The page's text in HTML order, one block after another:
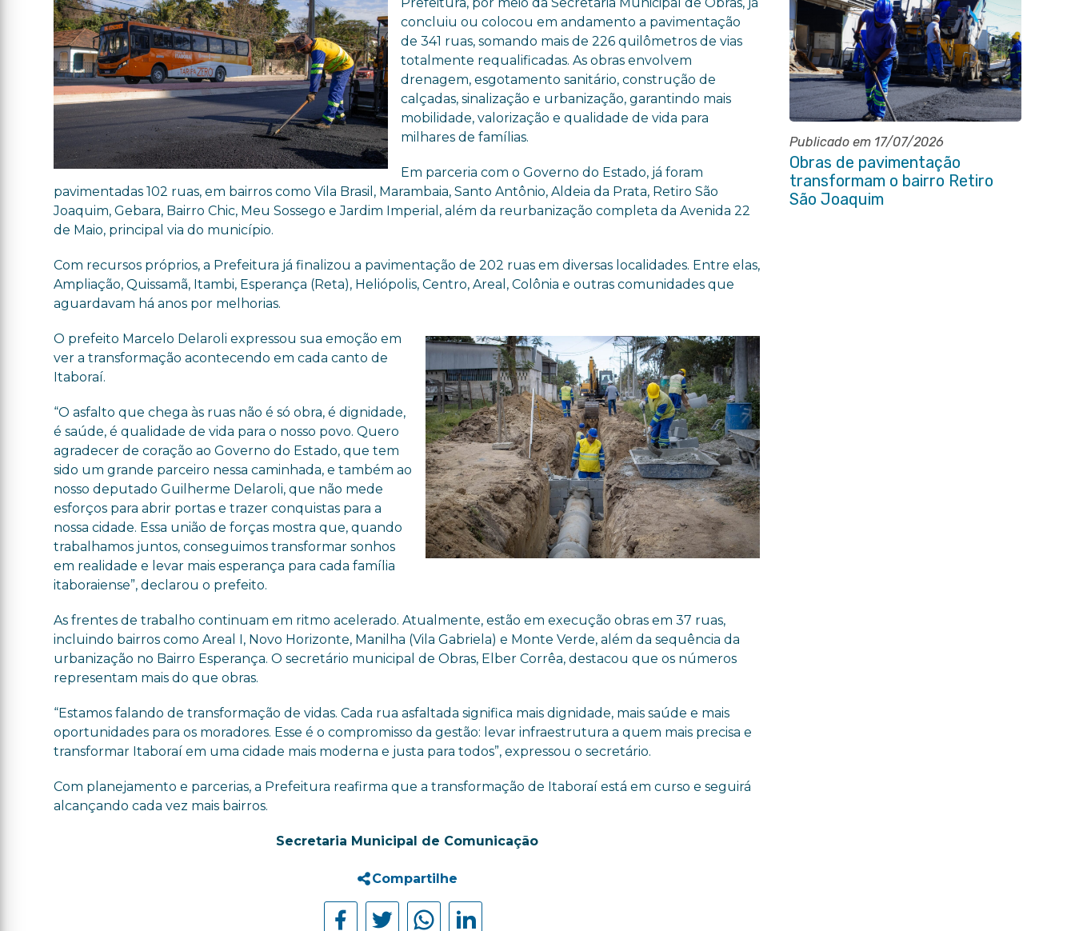
concluiu ou colocou em andamento a pavimentação
de 341 ruas, somando mais de 226 quilômetros de vias
totalmente requalificadas. As obras envolvem
drenagem, esgotamento sanitário, construção de
calçadas, sinalização e urbanização, garantindo mais
mobilidade, valorização e qualidade de vida para
milhares de famílias.
Em parceria com o Governo do Estado, já foram
pavimentadas 102 ruas, em bairros como Vila Brasil, Marambaia, Santo Antônio, Aldeia da Prata, Retiro São
Joaquim, Gebara, Bairro Chic, Meu Sossego e Jardim Imperial, além da reurbanização completa da Avenida 22
de Maio, principal via do município.
Com recursos próprios, a Prefeitura já finalizou a pavimentação de 202 ruas em diversas localidades. Entre elas,
Ampliação, Quissamã, Itambi, Esperança (Reta), Heliópolis, Centro, Areal, Colônia e outras comunidades que
aguardavam há anos por melhorias.
O prefeito Marcelo Delaroli expressou sua emoção em
ver a transformação acontecendo em cada canto de
Itaboraí.
“O asfalto que chega às ruas não é só obra, é dignidade,
é saúde, é qualidade de vida para o nosso povo. Quero
agradecer de coração ao Governo do Estado, que tem
sido um grande parceiro nessa caminhada, e também ao
nosso deputado Guilherme Delaroli, que não mede
esforços para abrir portas e trazer conquistas para a
nossa cidade. Essa união de forças mostra que, quando
trabalhamos juntos, conseguimos transformar sonhos
em realidade e levar mais esperança para cada família
itaboraiense”, declarou o prefeito.
As frentes de trabalho continuam em ritmo acelerado. Atualmente, estão em execução obras em 37 ruas,
incluindo bairros como Areal I, Novo Horizonte, Manilha (Vila Gabriela) e Monte Verde, além da sequência da
urbanização no Bairro Esperança. O secretário municipal de Obras, Elber Corrêa, destacou que os números
representam mais do que obras.
“Estamos falando de transformação de vidas. Cada rua asfaltada significa mais dignidade, mais saúde e mais
oportunidades para os moradores. Esse é o compromisso da gestão: levar infraestrutura a quem mais precisa e
transformar Itaboraí em uma cidade mais moderna e justa para todos”, expressou o secretário.
Com planejamento e parcerias, a Prefeitura reafirma que a transformação de Itaboraí está em curso e seguirá
alcançando cada vez mais bairros.
Secretaria Municipal de Comunicação
Compartilhe
Publicado em 17/07/2026
Obras de pavimentação
transformam o bairro Retiro
São Joaquim